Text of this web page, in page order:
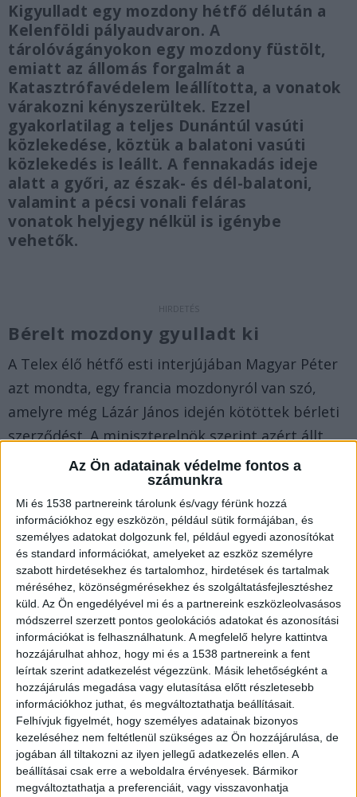
Az Ön adatainak védelme fontos a
számunkra
Mi és 1538 partnereink tárolunk és/vagy férünk hozzá
információkhoz egy eszközön, például sütik formájában, és
személyes adatokat dolgozunk fel, például egyedi azonosítókat
és standard információkat, amelyeket az eszköz személyre
szabott hirdetésekhez és tartalomhoz, hirdetések és tartalmak
méréséhez, közönségmérésekhez és szolgáltatásfejlesztéshez
küld. Az Ön engedélyével mi és a partnereink eszközleolvasásos
módszerrel szerzett pontos geolokációs adatokat és azonosítási
információkat is felhasználhatunk. A megfelelő helyre kattintva
hozzájárulhat ahhoz, hogy mi és a 1538 partnereink a fent
leírtak szerint adatkezelést végezzünk. Másik lehetőségként a
hozzájárulás megadása vagy elutasítása előtt részletesebb
információkhoz juthat, és megváltoztathatja beállításait.
Felhívjuk figyelmét, hogy személyes adatainak bizonyos
kezeléséhez nem feltétlenül szükséges az Ön hozzájárulása, de
jogában áll tiltakozni az ilyen jellegű adatkezelés ellen. A
beállításai csak erre a weboldalra érvényesek. Bármikor
megváltoztathatja a preferenciáit, vagy visszavonhatja
Kigyulladt egy mozdony hétfő délután a
Kelenföldi pályaudvaron. A
tárolóvágányokon egy mozdony füstölt,
emiatt az állomás forgalmát a
Katasztrófavédelem leállította, a vonatok
várakozni kényszerültek. Ezzel
gyakorlatilag a teljes Dunántúl vasúti
közlekedése, köztük a balatoni vasúti
közlekedés is leállt. A fennakadás ideje
alatt a győri, az észak- és dél-balatoni,
valamint a pécsi vonali feláras
vonatok helyjegy nélkül is igénybe
vehetők.
Bérelt mozdony gyulladt ki
A Telex élő hétfő esti interjújában Magyar Péter
azt mondta, egy francia mozdonyról van szó,
amelyre még Lázár János idején kötöttek bérleti
szerződést. A miniszterelnök szerint azért állt
ilyen sokáig a forgalom a Kelenföldi
pályaudvaron, mert a bérleti szerződés szerint a
lízingcég engedélye nélkül a szakemberek nem
nyúlhatnak hozzá a szerelvényhez. A
BalatonKörnyéke.hu az erősebb napokon a
Balaton vezető hírportálja. Már 700 ezren
lájkolják a kiadónk Facebook-oldalait.
Elvontatták a mozdonyt
A MÁV hétfő esti közleménye szerint 18:45-re
elvontatták a mozdonyt, így a
Katasztrófavédelem engedélyezte a felsővezeték
visszakapcsolását, megindulhatott a forgalom a
Kelenföldet érintő vonalakon. Fokozatosan